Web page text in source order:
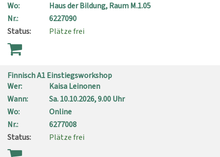
Wo:
Haus der Bildung, Raum M.1.05
Nr.:
6227090
Status:
Plätze frei
Finnisch A1 Einstiegsworkshop
Wer:
Kaisa Leinonen
Wann:
Sa.10.10.2026, 9.00 Uhr
Wo:
Online
Nr.:
6277008
Status:
Plätze frei